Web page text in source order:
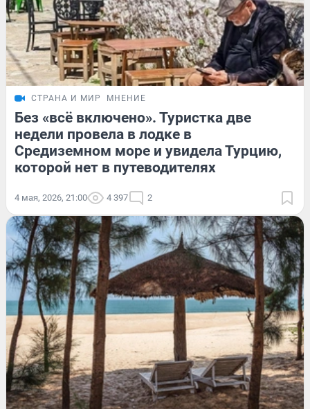
СТРАНА И МИР МНЕНИЕ
Без «всё включено». Туристка две
недели провела в лодке в
Средиземном море и увидела Турцию,
которой нет в путеводителях
4 мая, 2026, 21:00 4 397 2